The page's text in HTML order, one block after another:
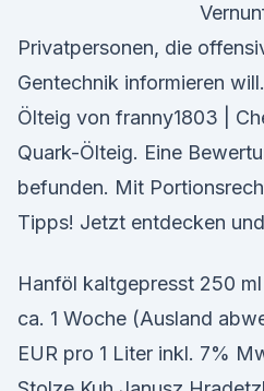
Privatpersonen, die
Gentechnik informieren
Ölteig von franny1803 |
Quark-Ölteig. Eine
befunden. Mit
Tipps! Jetzt entdecken
Hanföl kaltgepresst 250
ca. 1 Woche (Ausland
EUR pro 1 Liter inkl. 7%